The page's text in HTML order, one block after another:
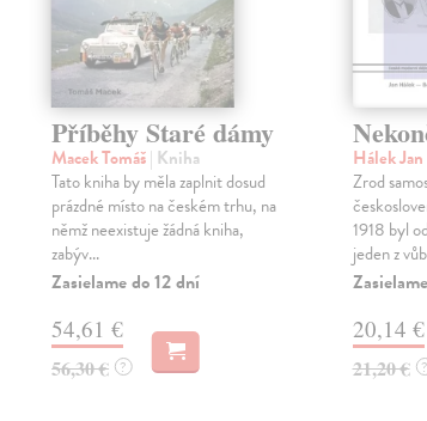
Příběhy Staré dámy
Macek Tomáš| Kniha
Tato kniha by měla zaplnit dosud
prázdné místo na českém trhu, na
němž neexistuje žádná kniha,
zabýv...
Zasielame do 12 dní
54,61 €
56,30 € ?
Hálek Jan
Zrod
1918 byl
jeden z
20,14 €
21,20 € ?